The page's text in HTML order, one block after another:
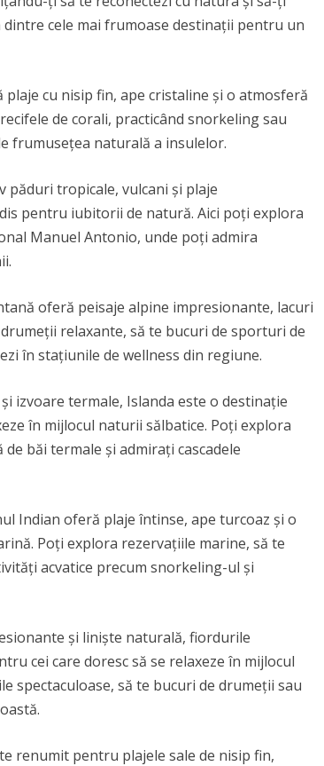
cele mai frumoase destinații pentru un
plaje cu nisip fin, ape cristaline și o atmosferă
de corali, practicând snorkeling sau
frumusețea naturală a insulelor.
păduri tropicale, vulcani și plaje
pentru iubitorii de natură. Aici poți explora
Manuel Antonio, unde poți admira
oferă peisaje alpine impresionante, lacuri
relaxante, să te bucuri de sporturi de
în stațiunile de wellness din regiune.
izvoare termale, Islanda este o destinație
în mijlocul naturii sălbatice. Poți explora
băi termale și admirați cascadele
Indian oferă plaje întinse, ape turcoaz și o
Poți explora rezervațiile marine, să te
acvatice precum snorkeling-ul și
și liniște naturală, fiordurile
cei care doresc să se relaxeze în mijlocul
spectaculoase, să te bucuri de drumeții sau
renumit pentru plajele sale de nisip fin,